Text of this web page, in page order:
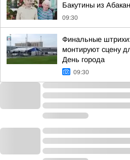
Бакутины из
09:30
Финальные
монтируют сцену
День города
09:30